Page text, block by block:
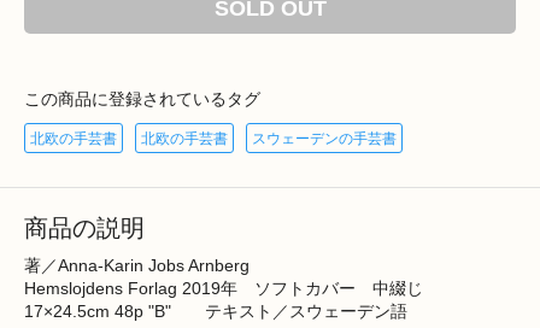
SOLD OUT
この商品に登録されているタグ
北欧の手芸書 北欧の手芸書 スウェーデンの手芸書
商品の説明
著／Anna-Karin Jobs Arnberg
Hemslojdens Forlag 2019年 ソフトカバー 中綴じ
17×24.5cm 48p "B" テキスト／スウェーデン語